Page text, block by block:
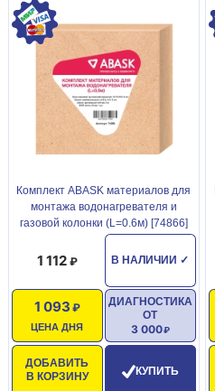
Комплект ABASK материалов для
монтажа водонагревателя и
газовой колонки (L=0.6м) [74866]
В НАЛИЧИИ ✓
1 112
ЦЕНА ДНЯ
1 093
ДОБАВИТЬ
В КОРЗИНУ
ДИАГНОСТИКА
ОТ
3 000
КУПИТЬ